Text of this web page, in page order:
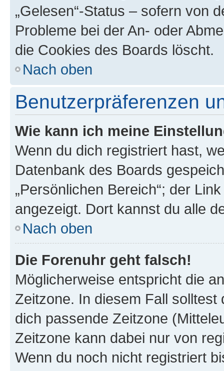
„Gelesen“-Status – sofern von
Probleme bei der An- oder
die Cookies des Boards löscht.
Nach oben
Benutzerpräferenzen
Wie kann ich meine
Wenn du dich registriert hast,
Datenbank des Boards
„Persönlichen Bereich“; der
angezeigt. Dort kannst du alle
Nach oben
Die Forenuhr geht falsch!
Möglicherweise entspricht die
Zeitzone. In diesem Fall solltest
dich passende Zeitzone
Zeitzone kann dabei nur von
Wenn du noch nicht registriert